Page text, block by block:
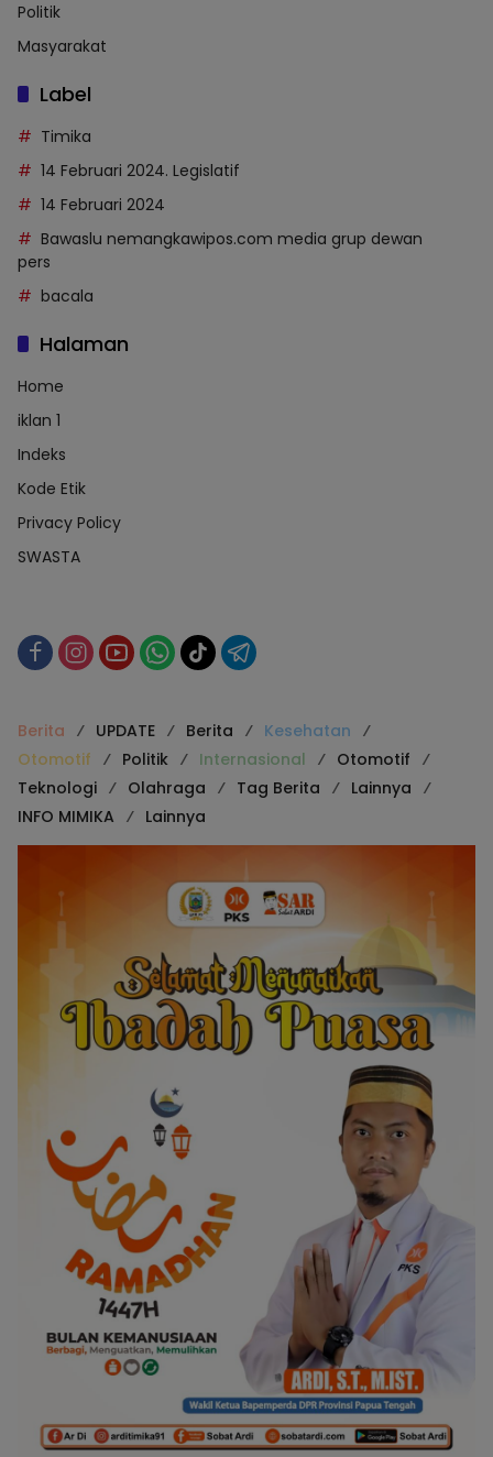
Politik
Masyarakat
Label
Timika
14 Februari 2024. Legislatif
14 Februari 2024
Bawaslu nemangkawipos.com media grup dewan
pers
bacala
Halaman
Home
iklan 1
Indeks
Kode Etik
Privacy Policy
SWASTA
Berita UPDATE Berita
Kesehatan
Otomotif
Politik Internasional
Otomotif
Teknologi
Olahraga Tag Berita
Lainnya
INFO MIMIKA
Lainnya